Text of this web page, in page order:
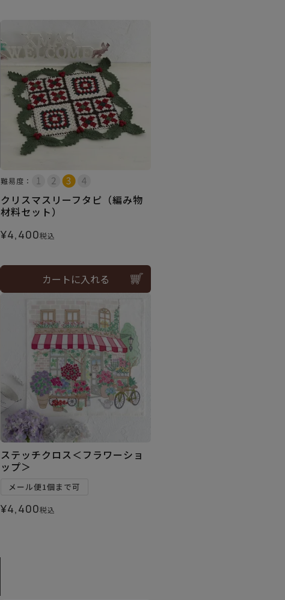
難易度：
クリスマスリーフタピ（編み物
材料セット）
¥4,400税込
カートに入れる
ステッチクロス＜フラワーショ
ップ＞
メール便1個まで可
¥4,400税込